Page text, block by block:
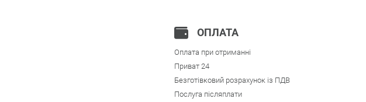
ОПЛАТА
Оплата при отриманні
Приват 24
Безготівковий розрахунок із ПДВ
Послуга післяплати